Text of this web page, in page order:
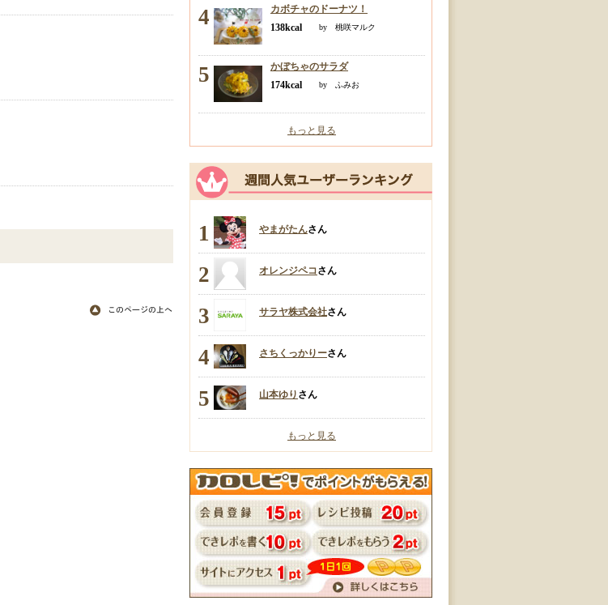
4
カボチャのドーナツ！
138kcal
by 桃咲マルク
5
かぼちゃのサラダ
174kcal
by ふみお
もっと見る
1 やまがたんさん
2 オレンジペコさん
3 サラヤ株式会社さん
4 さちくっかりーさん
5 山本ゆり さん
もっと見る